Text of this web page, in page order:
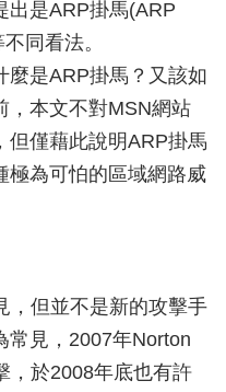
出是ARP掛馬(ARP
同看法。
麼是ARP掛馬？又該如
，本文不對MSN網站
但僅藉此說明ARP掛馬
極為可怕的區域網路威
，但並不是新的攻擊手
常見，2007年Norton
，於2008年底也有許